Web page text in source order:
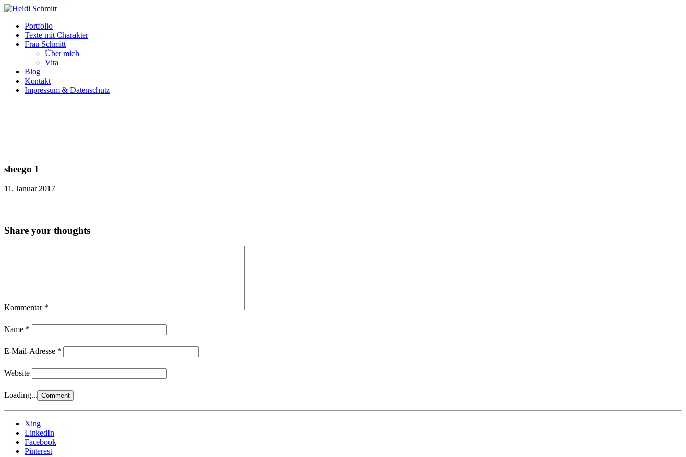
Portfolio
Texte mit Charakter
Frau Schmitt
Über mich
Vita
Blog
Kontakt
Impressum & Datenschutz
sheego 1
11. Januar 2017
Share your thoughts
Kommentar *
Name *
E-Mail-Adresse *
Website
Loading...
Xing
LinkedIn
Facebook
Pinterest